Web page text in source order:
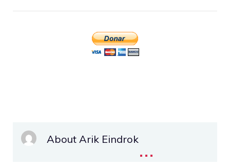
About Arik Eindrok...